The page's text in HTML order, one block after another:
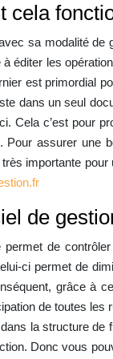
cela
sa modalité
éditer les
est primordial
dans un seul
Cela c’est pour
assurer une
importante
de
de
ci permet de
grâce à
de toutes
la structure
Donc vous